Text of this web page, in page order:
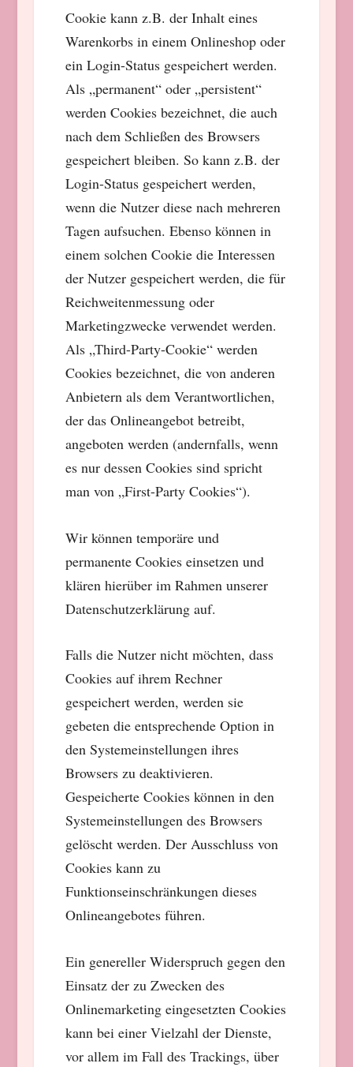
Cookie kann z.B. der Inhalt eines
Warenkorbs in einem Onlineshop oder
ein Login-Status gespeichert werden.
Als „permanent“ oder „persistent“
werden Cookies bezeichnet, die auch
nach dem Schließen des Browsers
gespeichert bleiben. So kann z.B. der
Login-Status gespeichert werden,
wenn die Nutzer diese nach mehreren
Tagen aufsuchen. Ebenso können in
einem solchen Cookie die Interessen
der Nutzer gespeichert werden, die für
Reichweitenmessung oder
Marketingzwecke verwendet werden.
Als „Third-Party-Cookie“ werden
Cookies bezeichnet, die von anderen
Anbietern als dem Verantwortlichen,
der das Onlineangebot betreibt,
angeboten werden (andernfalls, wenn
es nur dessen Cookies sind spricht
man von „First-Party Cookies“).
Wir können temporäre und
permanente Cookies einsetzen und
klären hierüber im Rahmen unserer
Datenschutzerklärung auf.
Falls die Nutzer nicht möchten, dass
Cookies auf ihrem Rechner
gespeichert werden, werden sie
gebeten die entsprechende Option in
den Systemeinstellungen ihres
Browsers zu deaktivieren.
Gespeicherte Cookies können in den
Systemeinstellungen des Browsers
gelöscht werden. Der Ausschluss von
Cookies kann zu
Funktionseinschränkungen dieses
Onlineangebotes führen.
Ein genereller Widerspruch gegen den
Einsatz der zu Zwecken des
Onlinemarketing eingesetzten Cookies
kann bei einer Vielzahl der Dienste,
vor allem im Fall des Trackings, über